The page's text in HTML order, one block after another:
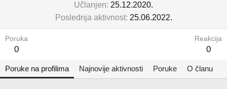
Učlanjen 25.12.2020.
Poslednja aktivnost 25.06.2022.
Poruka
0
Reakcija
0
Poruke na profilima Najnovije aktivnosti Poruke O članu